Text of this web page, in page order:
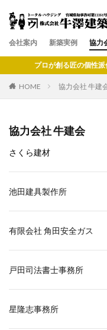
会社案内 新築実例 協力
プロが創る匠の個性派住
HOME 協力会社 牛建
協力会社 牛建会
さくら建材
池田建具製作所
有限会社 角田安全ガス
戸田司法書士事務所
星隆志事務所